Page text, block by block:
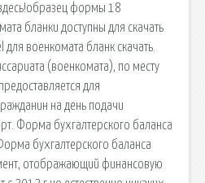
формы 18
бланки доступны для скачать
военкомата бланк скачать.
(военкомата), по месту
для
на день подачи
Форма бухгалтерского баланса
бухгалтерского баланса
отображающий финансовую